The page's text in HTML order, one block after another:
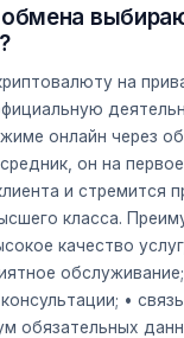
на
онлайн через
он на
и стремится
класса.
качество
•
обязательных